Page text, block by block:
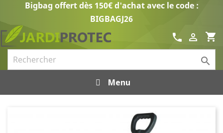
Bigbag offert dès 150€ d'achat avec le code :
BIGBAGJ26
shopping_cart

call

Menu